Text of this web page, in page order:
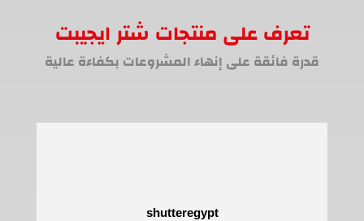
تعرف على منتجات شتر ايجيبت
قدرة فائقة على إنهاء المشروعات بكفاءة عالية